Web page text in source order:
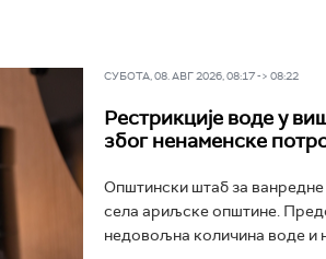
СУБОТА, 08. АВГ 2026, 08:17 -> 08:22
Рестрикције воде у
због ненаменске
Општински штаб за ванредне
села ариљске општине.
недовољна количина воде и